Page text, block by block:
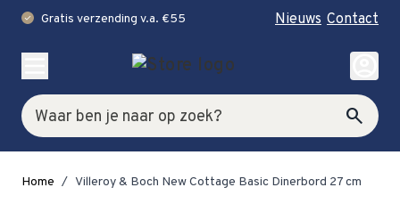
check Gratis verzending v.a. €55 Nieuws Contact
Zoek search
account_circle
Home / Villeroy & Boch New Cottage Basic Dinerbord 27 cm